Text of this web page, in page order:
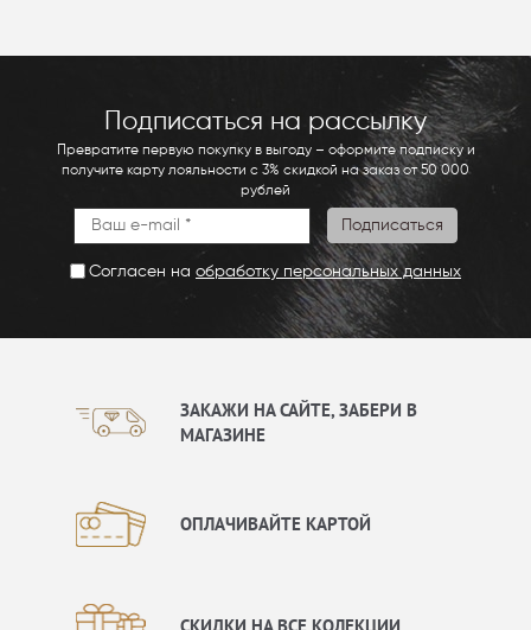
Подписаться на рассылку
Превратите первую покупку в выгоду – оформите подписку и
получите карту лояльности с 3% скидкой на заказ от 50 000
рублей
Согласен на обработку персональных данных
ЗАКАЖИ НА САЙТЕ, ЗАБЕРИ В
МАГАЗИНЕ
ОПЛАЧИВАЙТЕ КАРТОЙ